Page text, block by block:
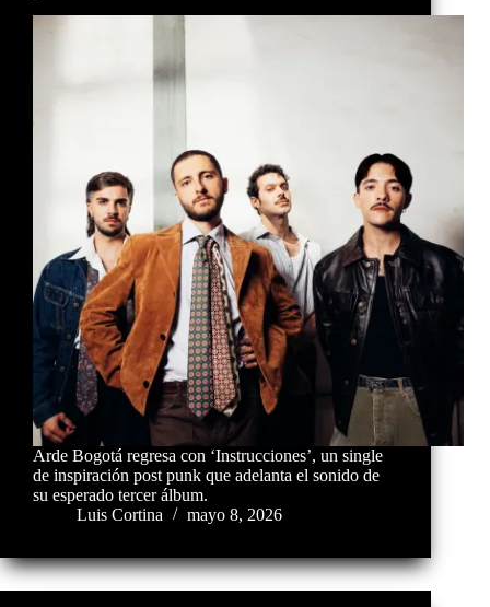
Arde Bogotá regresa con ‘Instrucciones’, un single
de inspiración post punk que adelanta el sonido de
su esperado tercer álbum.
Luis Cortina
mayo 8, 2026